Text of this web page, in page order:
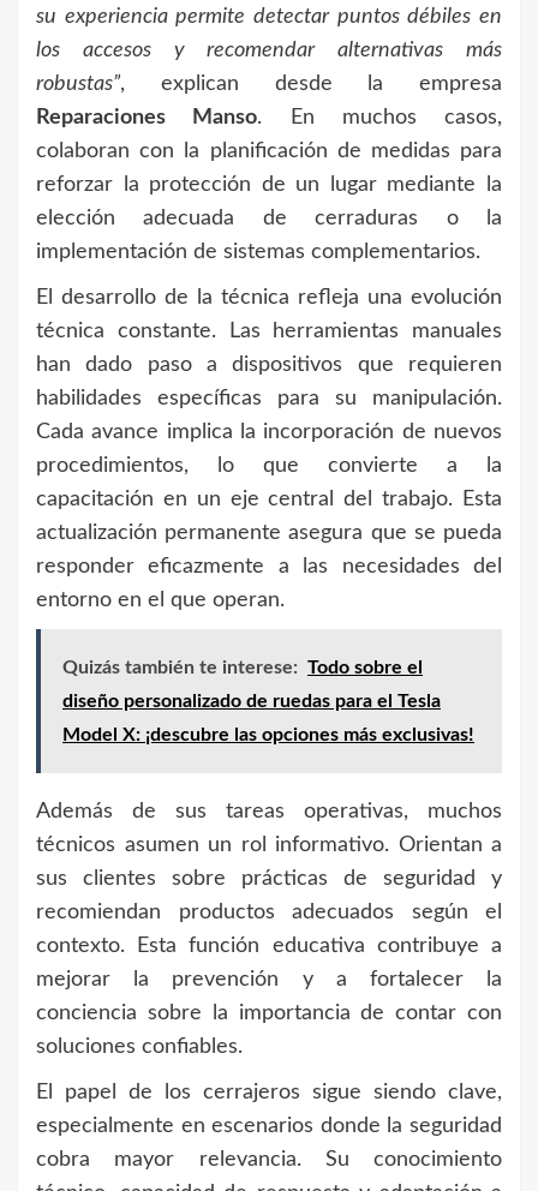
su experiencia permite detectar puntos débiles en
los accesos y recomendar alternativas más
robustas”, explican desde la empresa
Reparaciones Manso. En muchos casos,
colaboran con la planificación de medidas para
reforzar la protección de un lugar mediante la
elección adecuada de cerraduras o la
implementación de sistemas complementarios.
El desarrollo de la técnica refleja una evolución
técnica constante. Las herramientas manuales
han dado paso a dispositivos que requieren
habilidades específicas para su manipulación.
Cada avance implica la incorporación de nuevos
procedimientos, lo que convierte a la
capacitación en un eje central del trabajo. Esta
actualización permanente asegura que se pueda
responder eficazmente a las necesidades del
entorno en el que operan.
Quizás también te interese: Todo sobre el
diseño personalizado de ruedas para el Tesla
Model X: ¡descubre las opciones más exclusivas!
Además de sus tareas operativas, muchos
técnicos asumen un rol informativo. Orientan a
sus clientes sobre prácticas de seguridad y
recomiendan productos adecuados según el
contexto. Esta función educativa contribuye a
mejorar la prevención y a fortalecer la
conciencia sobre la importancia de contar con
soluciones confiables.
El papel de los cerrajeros sigue siendo clave,
especialmente en escenarios donde la seguridad
cobra mayor relevancia. Su conocimiento